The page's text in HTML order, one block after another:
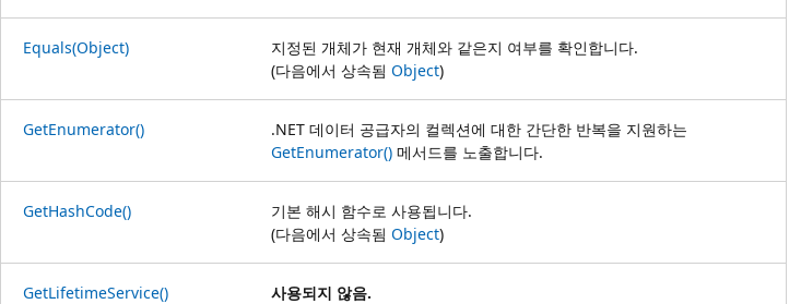
Equals(Object)
지정된 개체가 현재 개체와 같은지 여부를 확인합니다.
(다음에서 상속됨 Object)
GetEnumerator()
.NET 데이터 공급자의 컬렉션에 대한 간단한 반복을 지원하는
GetEnumerator() 메서드를 노출합니다.
GetHashCode()
기본 해시 함수로 사용됩니다.
(다음에서 상속됨 Object)
GetLifetimeService()
사용되지 않음.